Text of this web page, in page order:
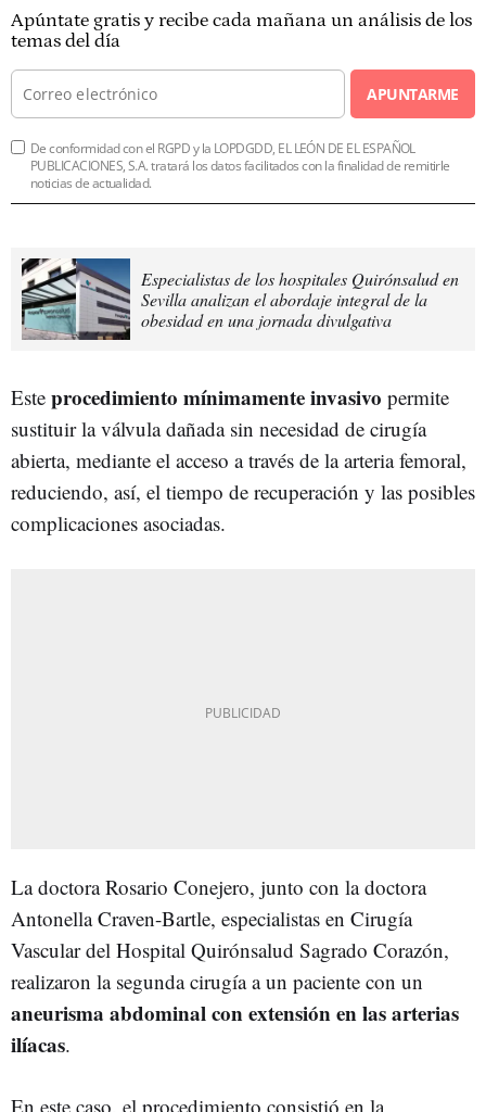
Apúntate gratis y recibe cada mañana un análisis de los
temas del día
APUNTARME
De conformidad con el RGPD y la LOPDGDD, EL LEÓN DE EL ESPAÑOL
PUBLICACIONES, S.A. tratará los datos facilitados con la finalidad de remitirle
noticias de actualidad.
Especialistas de los hospitales Quirónsalud en
Sevilla analizan el abordaje integral de la
obesidad en una jornada divulgativa
Este procedimiento mínimamente invasivo permite
sustituir la válvula dañada sin necesidad de cirugía
abierta, mediante el acceso a través de la arteria femoral,
reduciendo, así, el tiempo de recuperación y las posibles
complicaciones asociadas.
La doctora Rosario Conejero, junto con la doctora
Antonella Craven-Bartle, especialistas en Cirugía
Vascular del Hospital Quirónsalud Sagrado Corazón,
realizaron la segunda cirugía a un paciente con un
aneurisma abdominal con extensión en las arterias
ilíacas.
En este caso, el procedimiento consistió en la